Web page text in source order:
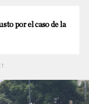
por el caso de la